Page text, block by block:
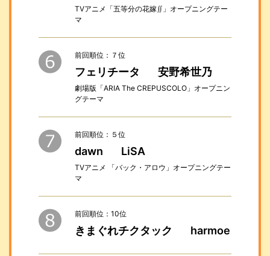
TVアニメ「五等分の花嫁∬」オープニングテー
マ
前回順位：７位
フェリチータ 安野希世乃
劇場版「ARIA The CREPUSCOLO」オープニン
グテーマ
前回順位：５位
dawn LiSA
TVアニメ 「バック・アロウ」オープニングテー
マ
前回順位：10位
きまぐれチクタック harmoe